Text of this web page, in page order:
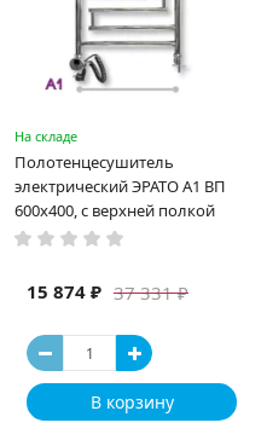
На складе
Полотенцесушитель
электрический ЭРАТО А1 ВП
600x400, с верхней полкой
37 331 ₽
15 874 ₽
В корзину